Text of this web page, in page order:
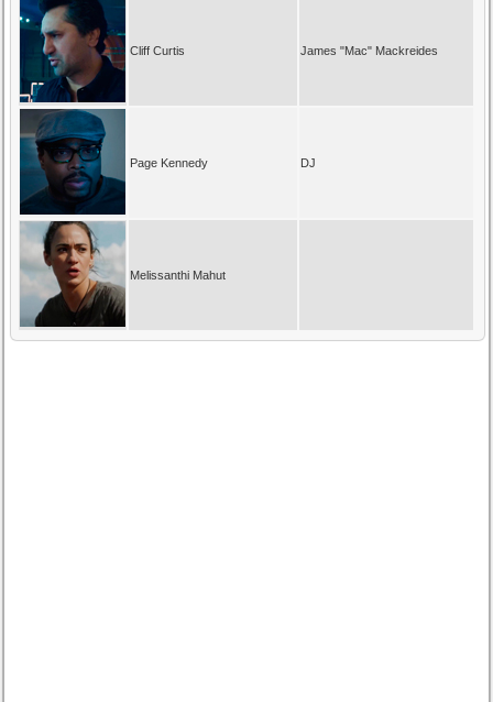
Cliff Curtis James "Mac" Mackreides
Page Kennedy DJ
Melissanthi Mahut